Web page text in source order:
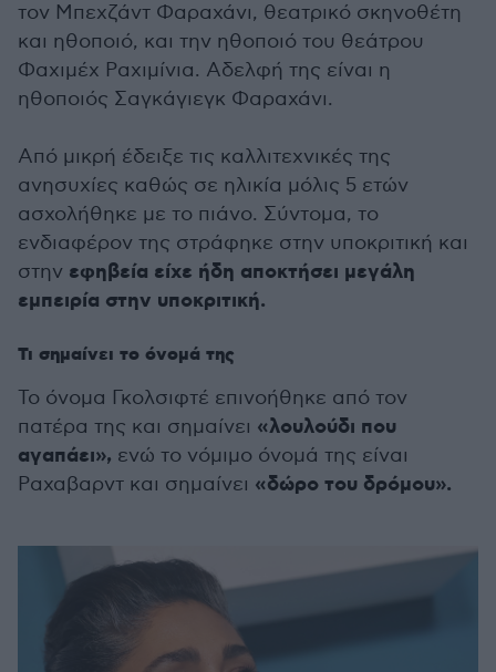
τον Μπεχζάντ Φαραχάνι, θεατρικό σκηνοθέτη
και ηθοποιό, και την ηθοποιό του θεάτρου
Φαχιμέχ Ραχιμίνια. Αδελφή της είναι η
ηθοποιός Σαγκάγιεγκ Φαραχάνι.
Από μικρή έδειξε τις καλλιτεχνικές της
ανησυχίες καθώς σε ηλικία μόλις 5 ετών
ασχολήθηκε με το πιάνο. Σύντομα, το
ενδιαφέρον της στράφηκε στην υποκριτική και
στην εφηβεία είχε ήδη αποκτήσει μεγάλη
εμπειρία στην υποκριτική.
Τι σημαίνει το όνομά της
Το όνομα Γκολσιφτέ επινοήθηκε από τον
πατέρα της και σημαίνει «λουλούδι που
αγαπάει», ενώ το νόμιμο όνομά της είναι
Ραχαβαρντ και σημαίνει «δώρο του δρόμου».